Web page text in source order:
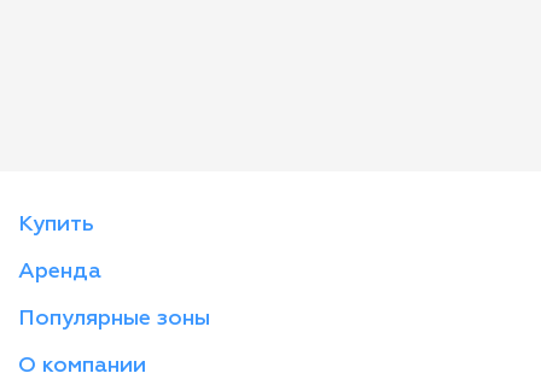
Купить
Аренда
Популярные зоны
О компании